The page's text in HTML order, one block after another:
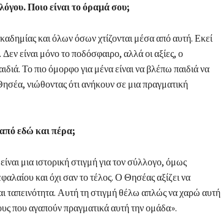
Ποιο είναι το όραμά σου;
και όλων όσων χτίζονται μέσα από αυτή. Εκεί
είναι μόνο το ποδόσφαιρο, αλλά οι αξίες, ο
Το πιο όμορφο για μένα είναι να βλέπω παιδιά να
νιώθοντας ότι ανήκουν σε μια πραγματική
εδώ και πέρα;
μια ιστορική στιγμή για τον σύλλογο, όμως
και όχι σαν το τέλος. Ο Θησέας αξίζει να
ταπεινότητα. Αυτή τη στιγμή θέλω απλώς να χαρώ αυτή
που αγαπούν πραγματικά αυτή την ομάδα».